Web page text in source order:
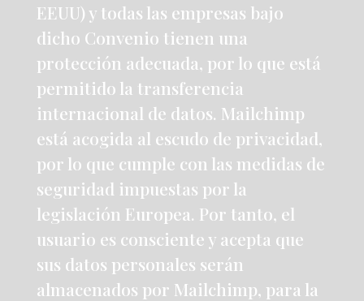
EEUU) y todas las empresas bajo
dicho Convenio tienen una
protección adecuada, por lo que está
permitido la transferencia
internacional de datos. Mailchimp
está acogida al escudo de privacidad,
por lo que cumple con las medidas de
seguridad impuestas por la
legislación Europea. Por tanto, el
usuario es consciente y acepta que
sus datos personales serán
almacenados por Mailchimp, para la